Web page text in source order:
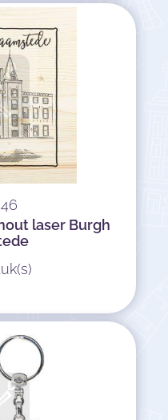
laser Burgh